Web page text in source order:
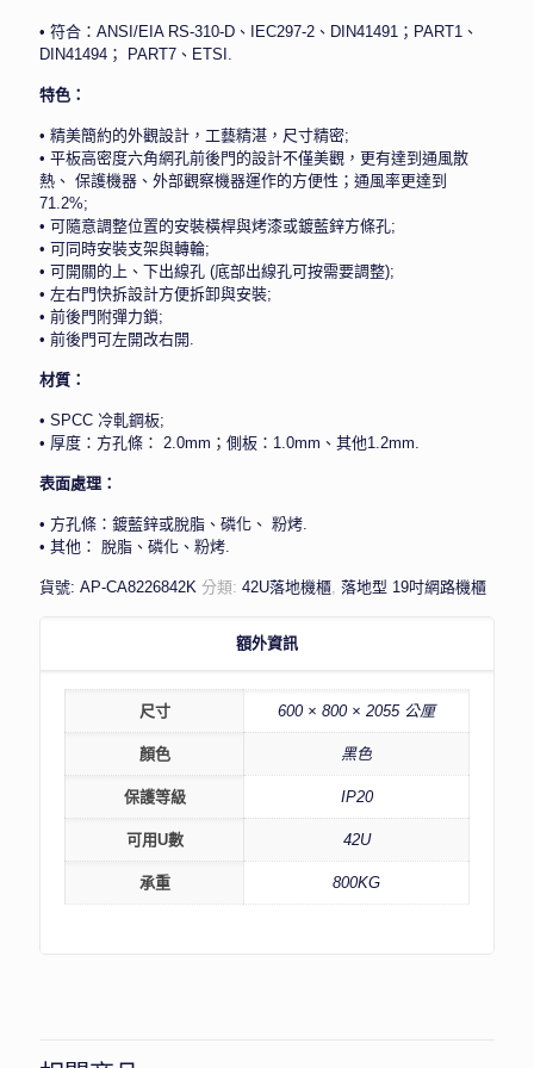
• 符合：ANSI/EIA RS-310-D、IEC297-2、DIN41491；PART1、
DIN41494； PART7、ETSI.
特色：
• 精美簡約的外觀設計，工藝精湛，尺寸精密;
• 平板高密度六角網孔前後門的設計不僅美觀，更有達到通風散
熱、 保護機器、外部觀察機器運作的方便性；通風率更達到
71.2%;
• 可隨意調整位置的安裝橫桿與烤漆或鍍藍鋅方條孔;
• 可同時安裝支架與轉輪;
• 可開關的上、下出線孔 (底部出線孔可按需要調整);
• 左右門快拆設計方便拆卸與安裝;
• 前後門附彈力鎖;
• 前後門可左開改右開.
材質：
• SPCC 冷軋鋼板;
• 厚度：方孔條： 2.0mm；側板：1.0mm、其他1.2mm.
表面處理：
• 方孔條：鍍藍鋅或脫脂、磷化、 粉烤.
• 其他： 脫脂、磷化、粉烤.
貨號: AP-CA8226842K 分類: 42U落地機櫃, 落地型 19吋網路機櫃
額外資訊
尺寸 600 × 800 × 2055 公厘
顏色 黑色
保護等級 IP20
可用U數 42U
承重 800KG